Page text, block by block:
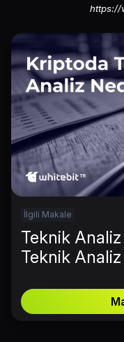
https://
İlgili Makale
Teknik
Teknik